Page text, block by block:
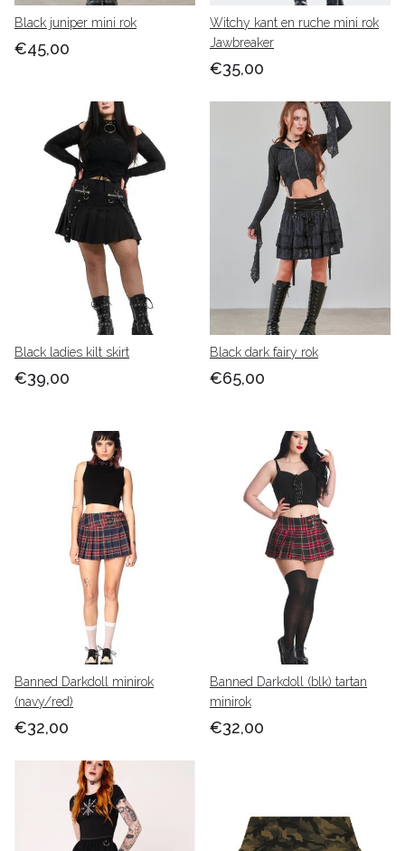
Black juniper mini rok
€45,00
Witchy kant en ruche mini rok
Jawbreaker
€35,00
Black ladies kilt skirt
€39,00
Black dark fairy rok
€65,00
Banned Darkdoll minirok
(navy/red)
€32,00
Banned Darkdoll (blk) tartan
minirok
€32,00